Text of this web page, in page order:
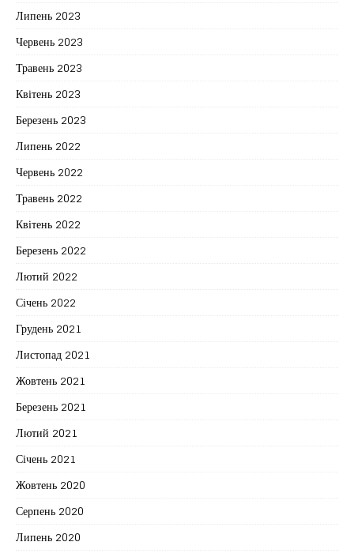
Липень 2023
Червень 2023
Травень 2023
Квітень 2023
Березень 2023
Липень 2022
Червень 2022
Травень 2022
Квітень 2022
Березень 2022
Лютий 2022
Січень 2022
Грудень 2021
Листопад 2021
Жовтень 2021
Березень 2021
Лютий 2021
Січень 2021
Жовтень 2020
Серпень 2020
Липень 2020